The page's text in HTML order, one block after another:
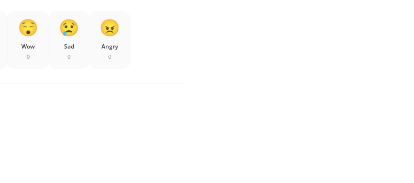
Wow
0
Sad
0
Angry
0